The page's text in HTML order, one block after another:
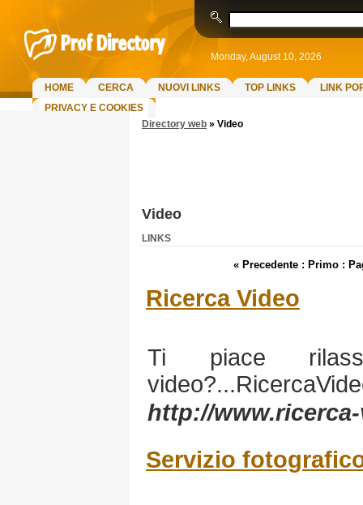
Monday, August 10, 2026
HOME CERCA NUOVI LINKS TOP LINKS
LINK
PRIVACY E COOKIES
Directory web » Video
Video
LINKS
« Precedente : Primo :
Ricerca Video
Ti piace
http://
Servizio